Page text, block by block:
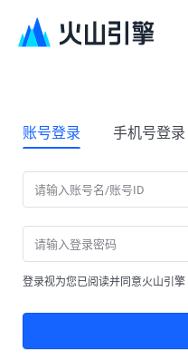
账号登录 手机号登录
登录视为您已阅读并同意火山引擎